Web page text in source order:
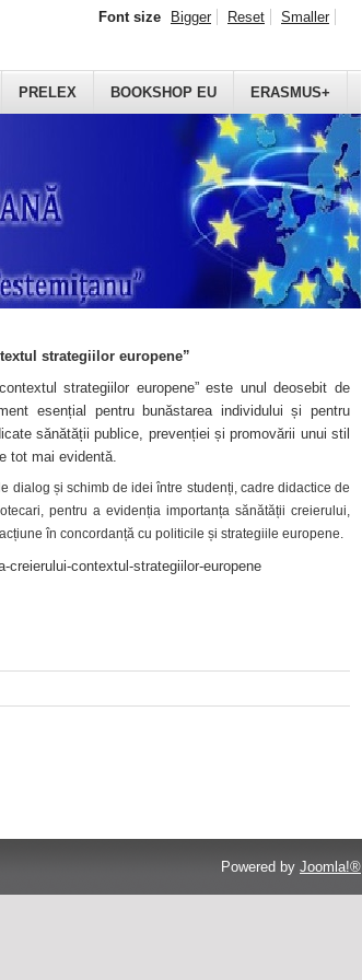
PRELEX BOOKSHOP EU ERASMUS+
Font size Bigger Reset Smaller
strategiilor europene”
strategiilor europene” este unul deosebit de
esențial pentru bunăstarea individului și pentru
sănătății publice, prevenției și promovării unui stil
tot mai evidentă.
dialog și schimb de idei între studenți, cadre didactice de
pentru a evidenția importanța sănătății creierului,
în concordanță cu politicile și strategiile europene.
creierului-contextul-strategiilor-europene
Powered by Joomla!®